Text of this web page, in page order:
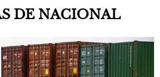
DE NACIONAL